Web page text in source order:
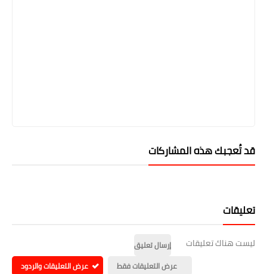
قد تُعجبك هذه المشاركات
تعليقات
ليست هناك تعليقات
إرسال تعليق
عرض التعليقات فقط
عرض التعليقات والردود